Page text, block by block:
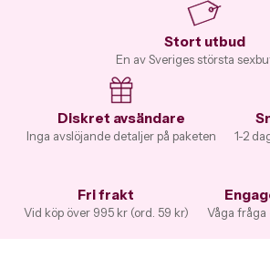
Stort utbud
En av Sveriges största
Diskret avsändare
Inga avslöjande detaljer på paketen 1-2
Fri frakt
Vid köp över 995 kr (ord. 59 kr) Våga fråga